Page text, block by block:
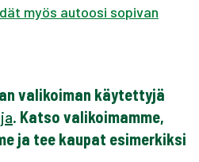
myös autoosi sopivan
valikoiman käytettyjä
. Katso valikoimamme,
ja tee kaupat esimerkiksi